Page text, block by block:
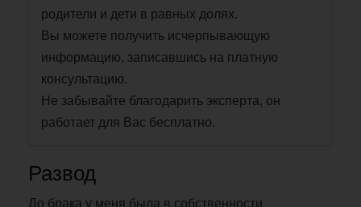
родители и дети в равных долях.
Вы можете получить исчерпывающую
информацию, записавшись на платную
консультацию.
Не забывайте благодарить эксперта, он
работает для Вас бесплатно.
Развод
До брака у меня была в собственности